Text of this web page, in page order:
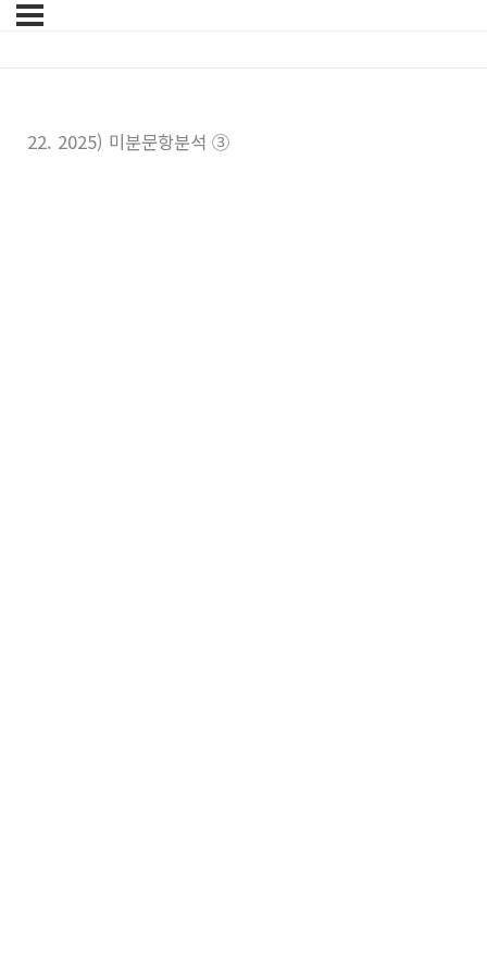
22. 2025) 미분문항분석 ③